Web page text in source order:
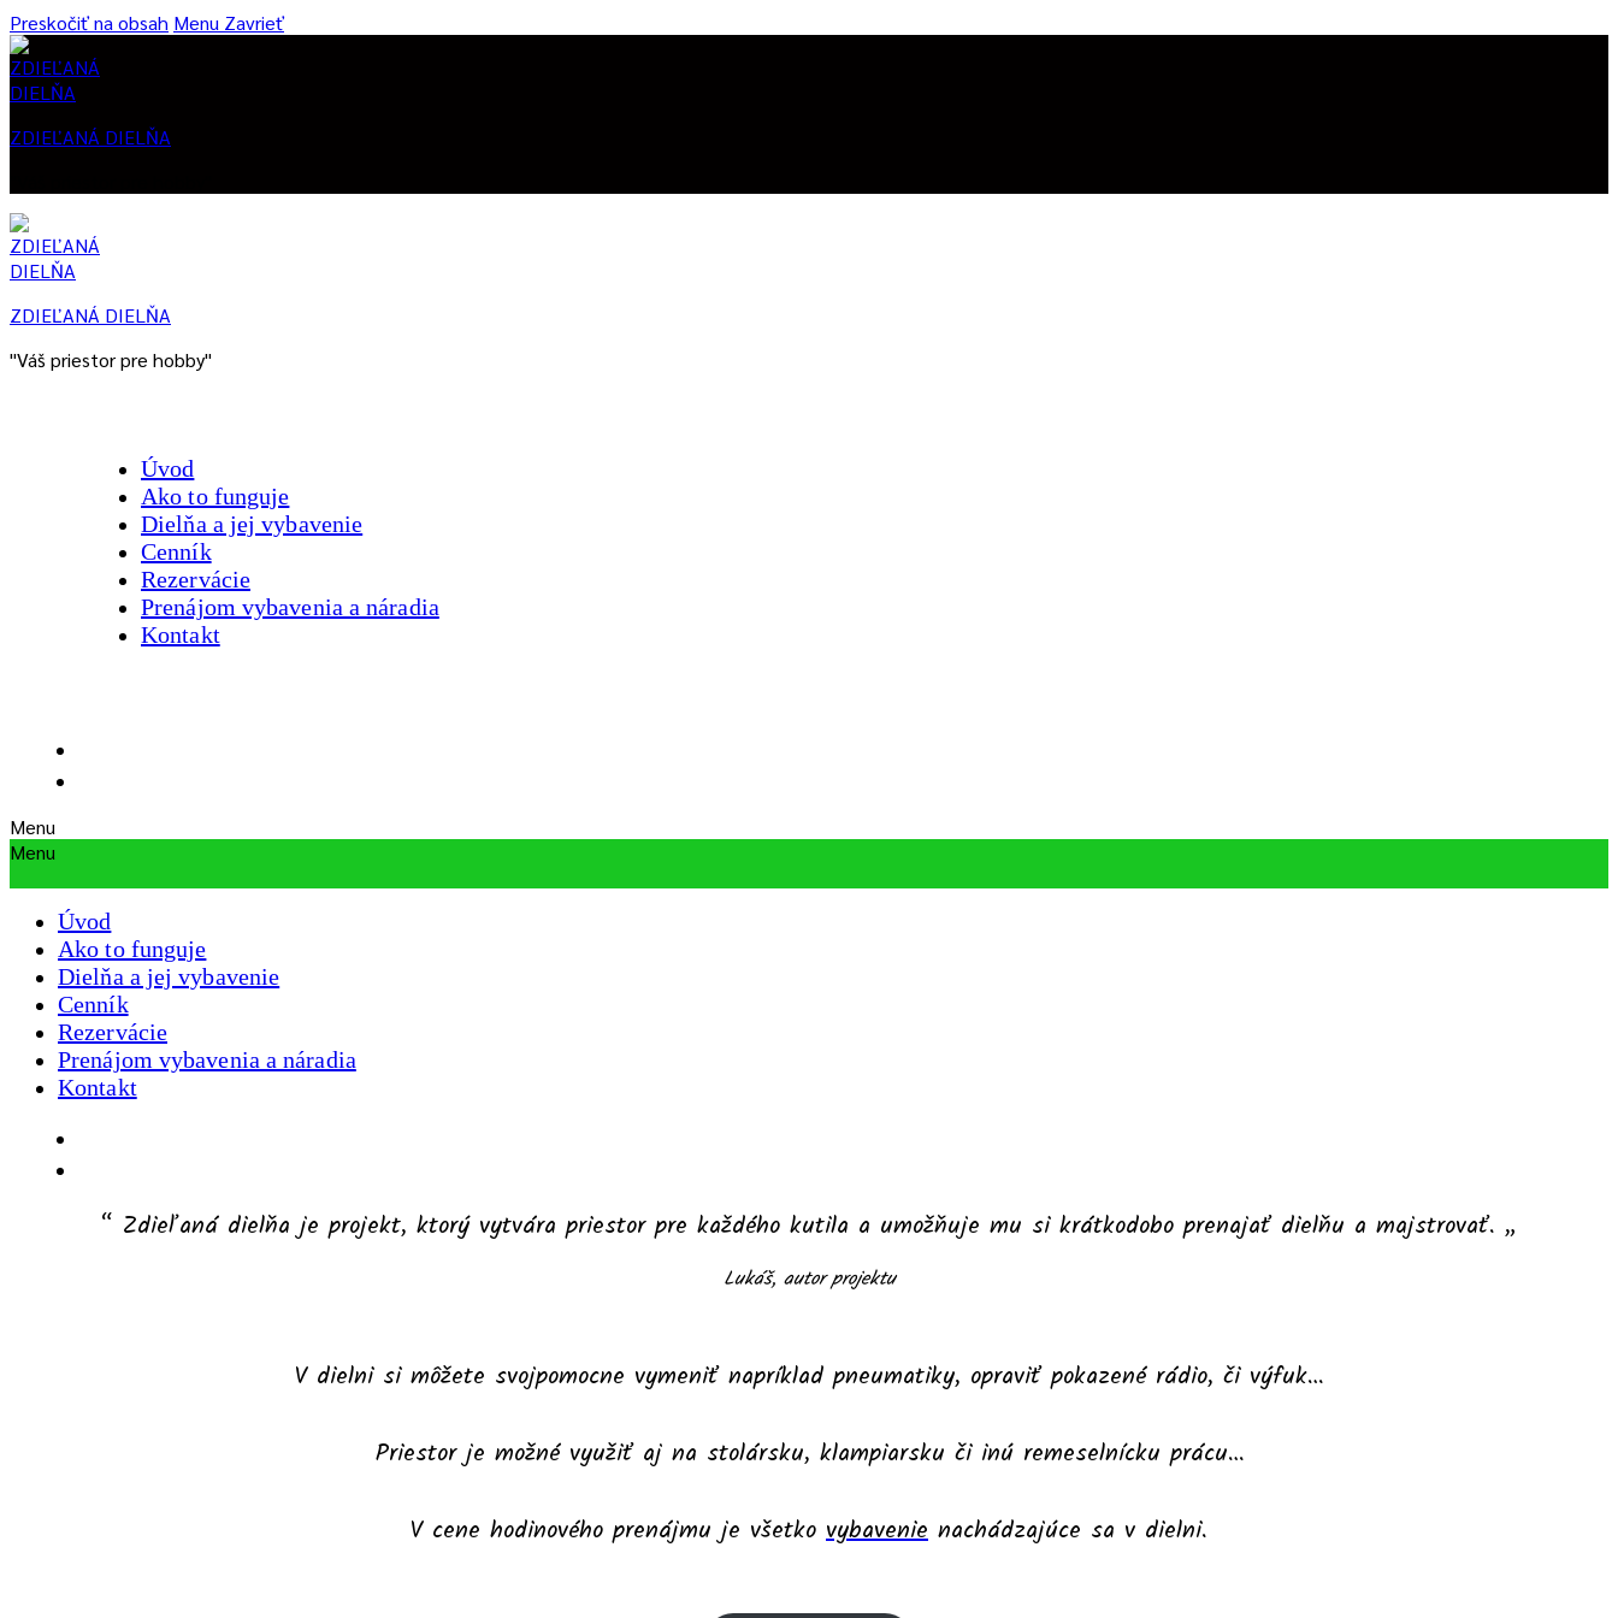
Preskočiť na obsah Menu Zavrieť
ZDIEĽANÁ DIELŇA
ZDIEĽANÁ DIELŇA
"Váš priestor pre hobby"
Úvod
Ako to funguje
Dielňa a jej vybavenie
Cenník
Rezervácie
Prenájom vybavenia a náradia
Kontakt
Menu
Menu
Úvod
Ako to funguje
Dielňa a jej vybavenie
Cenník
Rezervácie
Prenájom vybavenia a náradia
Kontakt
“ Zdieľaná dielňa je projekt, ktorý vytvára priestor pre každého kutila a umožňuje mu si krátkodobo prenajať dielňu a majstrovať. „
Lukáš, autor projektu
V dielni si môžete svojpomocne vymeniť napríklad pneumatiky, opraviť pokazené rádio, či výfuk…
Priestor je možné využiť aj na stolársku, klampiarsku či inú remeselnícku prácu…
V cene hodinového prenájmu je všetko vybavenie nachádzajúce sa v dielni.